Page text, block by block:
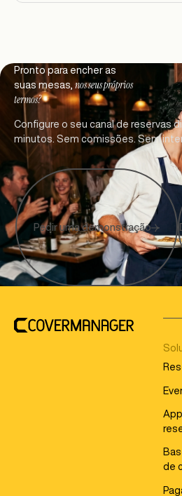
Footer
Pronto para encher as
suas mesas, nos seus próprios
termos?
Configure o seu canal de reservas
minutos. Sem comissões. Sem
Pedir uma demonstração
de